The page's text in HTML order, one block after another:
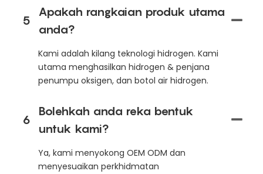
5
Apakah rangkaian produk utama
anda?
Kami adalah kilang teknologi hidrogen. Kami
utama menghasilkan hidrogen & penjana
penumpu oksigen, dan botol air hidrogen.
6
Bolehkah anda reka bentuk
untuk kami?
Ya, kami menyokong OEM ODM dan
menyesuaikan perkhidmatan